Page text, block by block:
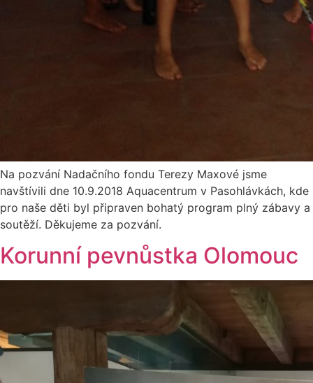
Na pozvání Nadačního fondu Terezy Maxové jsme
navštívili dne 10.9.2018 Aquacentrum v Pasohlávkách, kde
pro naše děti byl připraven bohatý program plný zábavy a
soutěží. Děkujeme za pozvání.
Korunní pevnůstka Olomouc